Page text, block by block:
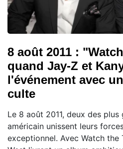
8 août 2011 :
quand Jay-Z et
l'événement avec
culte
Le 8 août 2011, deux des
américain unissent leurs
exceptionnel. Avec Watch the